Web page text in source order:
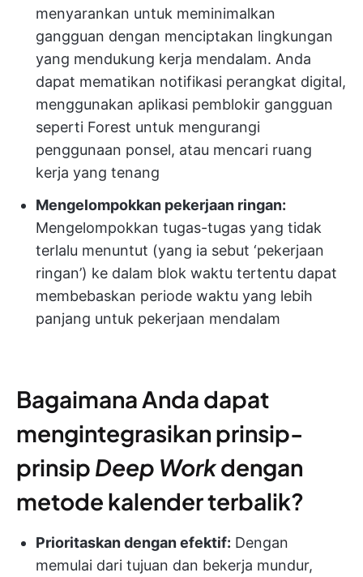
menyarankan untuk meminimalkan
gangguan dengan menciptakan lingkungan
yang mendukung kerja mendalam. Anda
dapat mematikan notifikasi perangkat digital,
menggunakan aplikasi pemblokir gangguan
seperti Forest untuk mengurangi
penggunaan ponsel, atau mencari ruang
kerja yang tenang
Mengelompokkan pekerjaan ringan:
Mengelompokkan tugas-tugas yang tidak
terlalu menuntut (yang ia sebut ‘pekerjaan
ringan’) ke dalam blok waktu tertentu dapat
membebaskan periode waktu yang lebih
panjang untuk pekerjaan mendalam
Bagaimana Anda dapat
mengintegrasikan prinsip-
prinsip Deep Workdengan
metode kalender terbalik?
Prioritaskan dengan efektif: Dengan
memulai dari tujuan dan bekerja mundur,